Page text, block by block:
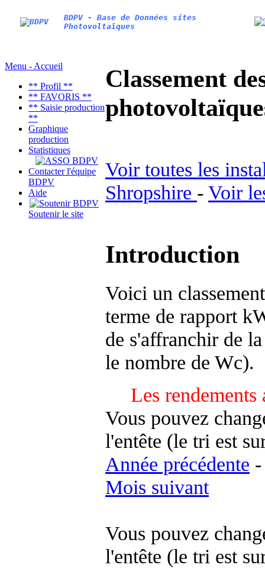
BDPV - Base de Données sites
Photovoltaïques
Menu - Accueil
** Profil **
** FAVORIS **
** Saisie production
**
Graphique
production
Statistiques
Contacter l'équipe
BDPV
Aide
Soutenir le site
Classement
Voir toutes les
Shropshire - Voir
Introduction
Voici un
terme de rapport
de s'affranchir de
le nombre de Wc).
Les
Vous pouvez
l'entête (le tri est
Année précédente -
Mois suivant
Vous pouvez
l'entête (le tri est